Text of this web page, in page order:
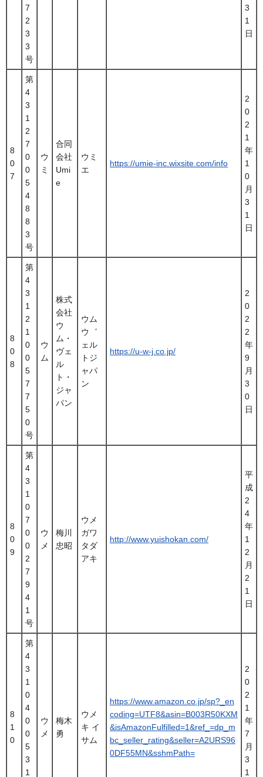
7
2
3
3
号
3
1
日
8
0
7
第
4
3
1
2
7
0
0
5
4
8
8
3
号
ウ
ミ
合同
会社
Umi
e
ウミ
エ
https://umie-inc.wixsite.com/info
2
0
2
1
年
1
0
月
3
1
日
8
0
8
第
4
3
1
2
1
0
0
5
7
7
5
0
号
ウ
ム
株式
会社
ウ
ム・
ヴェ
ル
ト・
ジャ
パン
ウム
ウ゛
ェル
トジ
ャパ
ン
https://u-w-j.co.jp/
2
0
2
2
年
9
月
3
0
日
8
0
9
第
4
3
1
0
7
0
0
2
7
9
4
1
号
ウ
メ
梅川
忠昭
ウメ
ガワ
タダ
アキ
http://www.yuishokan.com/
平
成
2
4
年
1
2
月
2
1
日
8
1
0
第
4
3
1
0
4
0
0
5
3
1
ウ
メ
梅木
勇
ウメ
キ イ
サム
https://www.amazon.co.jp/sp?_en
coding=UTF8&asin=B003R50KXM
&isAmazonFulfilled=1&ref_=dp_m
bc_seller_rating&seller=A2URS96
0DF55MN&sshmPath=
2
0
2
1
年
7
月
3
1